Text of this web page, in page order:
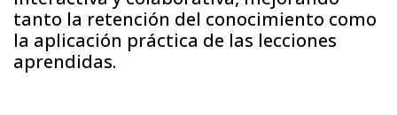
tanto la retención del conocimiento como
la aplicación práctica de las lecciones
aprendidas.